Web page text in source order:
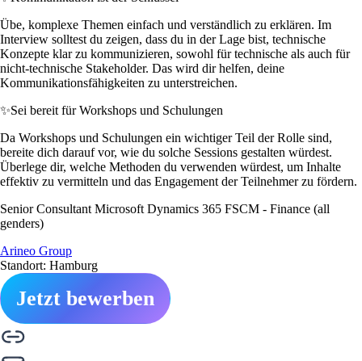
Übe, komplexe Themen einfach und verständlich zu erklären. Im
Interview solltest du zeigen, dass du in der Lage bist, technische
Konzepte klar zu kommunizieren, sowohl für technische als auch für
nicht-technische Stakeholder. Das wird dir helfen, deine
Kommunikationsfähigkeiten zu unterstreichen.
✨Sei bereit für Workshops und Schulungen
Da Workshops und Schulungen ein wichtiger Teil der Rolle sind,
bereite dich darauf vor, wie du solche Sessions gestalten würdest.
Überlege dir, welche Methoden du verwenden würdest, um Inhalte
effektiv zu vermitteln und das Engagement der Teilnehmer zu fördern.
Senior Consultant Microsoft Dynamics 365 FSCM - Finance (all
genders)
Arineo Group
Standort: Hamburg
Jetzt bewerben